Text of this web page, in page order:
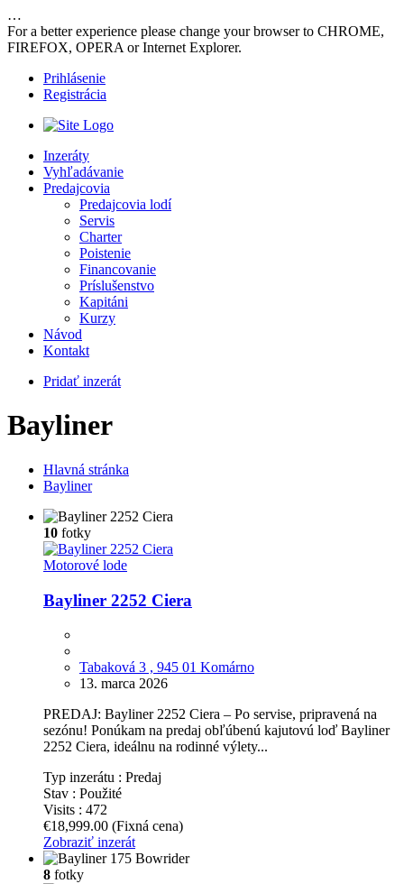
…
For a better experience please change your browser to CHROME,
FIREFOX, OPERA or Internet Explorer.
Prihlásenie
Registrácia
Inzeráty
Vyhľadávanie
Predajcovia
Predajcovia lodí
Servis
Charter
Poistenie
Financovanie
Príslušenstvo
Kapitáni
Kurzy
Návod
Kontakt
Pridať inzerát
Bayliner
Hlavná stránka
Bayliner
10 fotky
Motorové lode
Bayliner 2252 Ciera
Tabaková 3 , 945 01 Komárno
13. marca 2026
PREDAJ: Bayliner 2252 Ciera – Po servise, pripravená na
sezónu! Ponúkam na predaj obľúbenú kajutovú loď Bayliner
2252 Ciera, ideálnu na rodinné výlety...
Typ inzerátu : Predaj
Stav : Použité
Visits : 472
€18,999.00 (Fixná cena)
Zobraziť inzerát
8 fotky